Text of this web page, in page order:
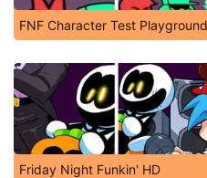
FNF Character Test
Friday Night Funkin' HD